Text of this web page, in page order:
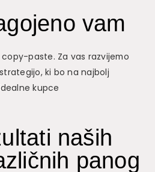
vam
paste. Za vas razvijemo
ki bo na najbolj
kupce
naših
panog